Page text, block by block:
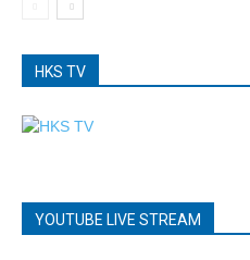
HKS TV
YOUTUBE LIVE STREAM